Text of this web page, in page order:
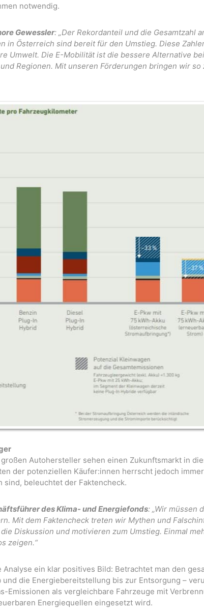
notwendig.
Gewessler: „Der Rekordanteil und die Gesamtzahl
in Österreich sind bereit für den Umstieg. Diese
Umwelt. Die E-Mobilität ist die bessere Alternative
Regionen. Mit unseren Förderungen bringen wir
Autohersteller sehen einen Zukunftsmarkt in
der potenziellen Käufer:innen herrscht jedoch
sind, beleuchtet der Faktencheck.
des Klima- und Energiefonds: „Wir müssen
Mit dem Faktencheck treten wir Mythen und
Diskussion und motivieren zum Umstieg. Einmal
zeigen.“
ein klar positives Bild: Betrachtet man den
die Energiebereitstellung bis zur Entsorgung –
Emissionen als vergleichbare Fahrzeuge mit
Energiequellen eingesetzt wird.